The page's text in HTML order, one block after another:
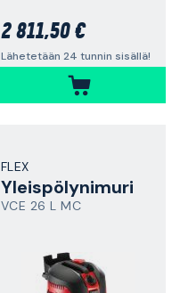
2 811,50 €
Lähetetään 24 tunnin sisällä!
FLEX
Yleispölynimuri
VCE 26 L MC